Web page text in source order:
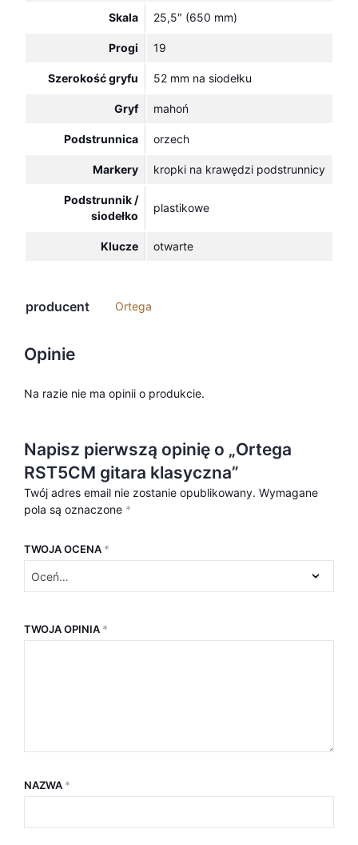
Skala 25,5″ (650 mm)
Progi 19
Szerokość gryfu 52 mm na siodełku
Gryf mahoń
Podstrunnica orzech
Markery kropki na krawędzi podstrunnicy
Podstrunnik /
siodełko
plastikowe
Klucze otwarte
producent Ortega
Opinie
Na razie nie ma opinii o produkcie.
Napisz pierwszą opinię o „Ortega
RST5CM gitara klasyczna”
Twój adres email nie zostanie opublikowany. Wymagane
pola są oznaczone *
TWOJA OCENA *
TWOJA OPINIA *
NAZWA *